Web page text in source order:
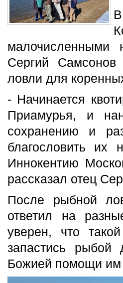
малочисленными
Сергий
ловли для
- Начинается
Приамурья, и
сохранению и
благословить
Иннокентию
рассказал отец
После рыбной
ответил на
уверен, что
запастись
Божией помощи им